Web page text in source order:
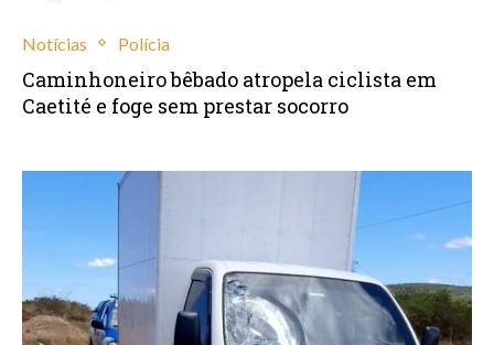
Notícias Polícia
Caminhoneiro bêbado atropela ciclista em
Caetité e foge sem prestar socorro